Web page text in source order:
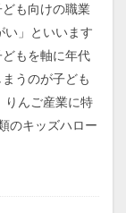
も向けの職業
い」といいます
もを軸に年代
うのが子ども
りんご産業に特
のキッズハロー